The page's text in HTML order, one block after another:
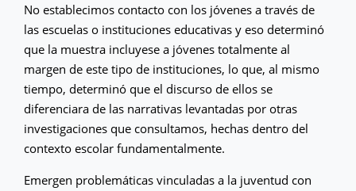
No establecimos contacto con los jóvenes a través de
las escuelas o instituciones educativas y eso determinó
que la muestra incluyese a jóvenes totalmente al
margen de este tipo de instituciones, lo que, al mismo
tiempo, determinó que el discurso de ellos se
diferenciara de las narrativas levantadas por otras
investigaciones que consultamos, hechas dentro del
contexto escolar fundamentalmente.
Emergen problemáticas vinculadas a la juventud con